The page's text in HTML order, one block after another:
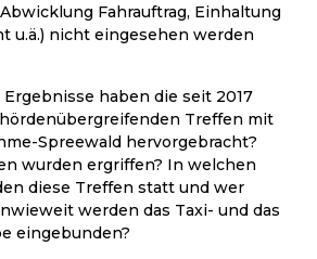
Fahrauftrag, Einhaltung
u.ä.) nicht eingesehen werden
haben die seit 2017
Treffen mit
Spreewald hervorgebracht?
wurden ergriffen? In welchen
diese Treffen statt und wer
werden das Taxi- und das
eingebunden?